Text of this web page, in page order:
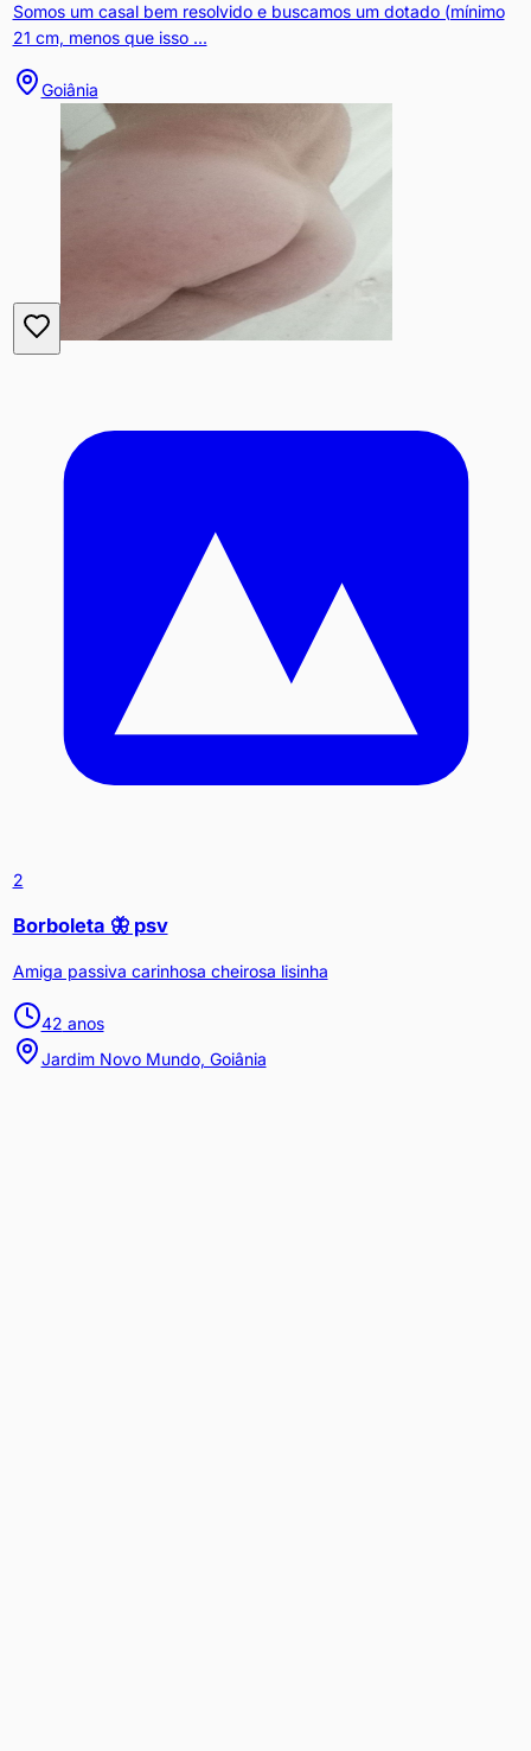
Somos um casal bem resolvido e buscamos um dotado (mínimo
21 cm, menos que isso ...
Goiânia
2
Borboleta 🦋 psv
Amiga passiva carinhosa cheirosa lisinha
42 anos
Jardim Novo Mundo, Goiânia